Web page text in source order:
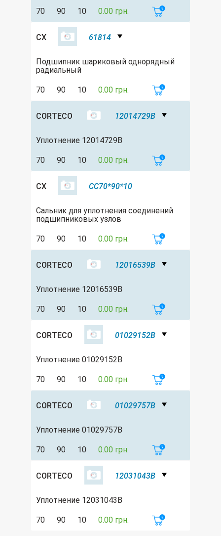
70 90 10 0.00 грн.
CX 61814
Подшипник шариковый однорядный
радиальный
70 90 10 0.00 грн.
CORTECO 12014729B
Уплотнение 12014729B
70 90 10 0.00 грн.
CX CC70*90*10
Сальник для уплотнения соединений
подшипниковых узлов
70 90 10 0.00 грн.
CORTECO 12016539B
Уплотнение 12016539B
70 90 10 0.00 грн.
CORTECO 01029152B
Уплотнение 01029152B
70 90 10 0.00 грн.
CORTECO 01029757B
Уплотнение 01029757B
70 90 10 0.00 грн.
CORTECO 12031043B
Уплотнение 12031043B
70 90 10 0.00 грн.